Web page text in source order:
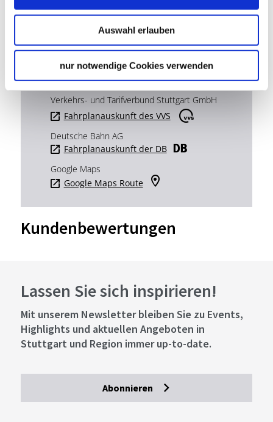
Auswahl erlauben
nur notwendige Cookies verwenden
Website:www.exitgames-stuttgart.de
Veranstalter: TeamEscape Stuttgart
Verkehrs- und Tarifverbund Stuttgart GmbH
Fahrplanauskunft des VVS
Deutsche Bahn AG
Fahrplanauskunft der DB
Google Maps
Google Maps Route
Kundenbewertungen
Lassen Sie sich inspirieren!
Mit unserem Newsletter bleiben Sie zu Events,
Highlights und aktuellen Angeboten in
Stuttgart und Region immer up-to-date.
Abonnieren